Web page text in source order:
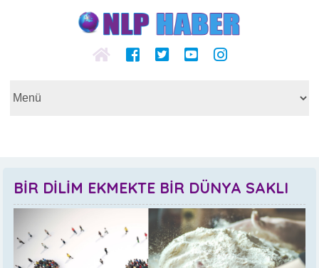
BİR DİLİM EKMEKTE BİR DÜNYA SAKLI